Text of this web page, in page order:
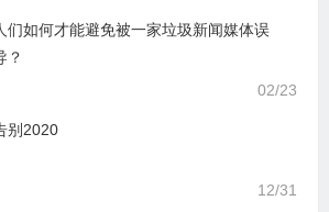
们如何才能避免被一家垃圾新闻媒体误
？
02/23
别2020
12/31